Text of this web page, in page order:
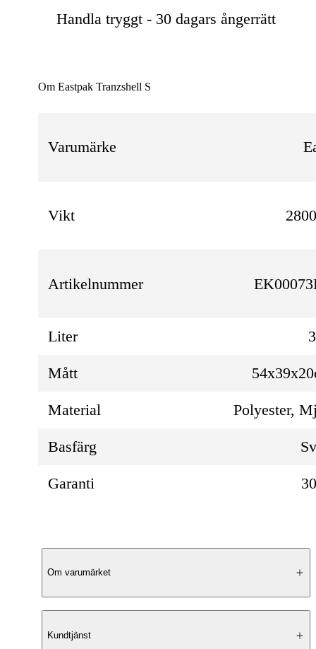
Handla tryggt - 30 dagars ångerrätt
Om Eastpak Tranzshell S
Varumärke
Vikt
Artikelnummer
Liter
Mått
Material Polyester,
Basfärg
Garanti
Produktbeskrivning
Kabinvänlig hardshell-väska
Om varumärket
Kundtjänst